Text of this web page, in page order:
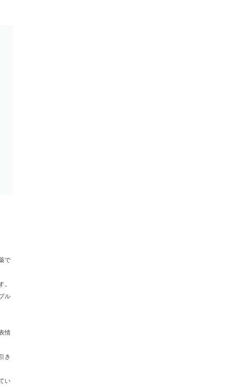
で
。
ル
情
き
い